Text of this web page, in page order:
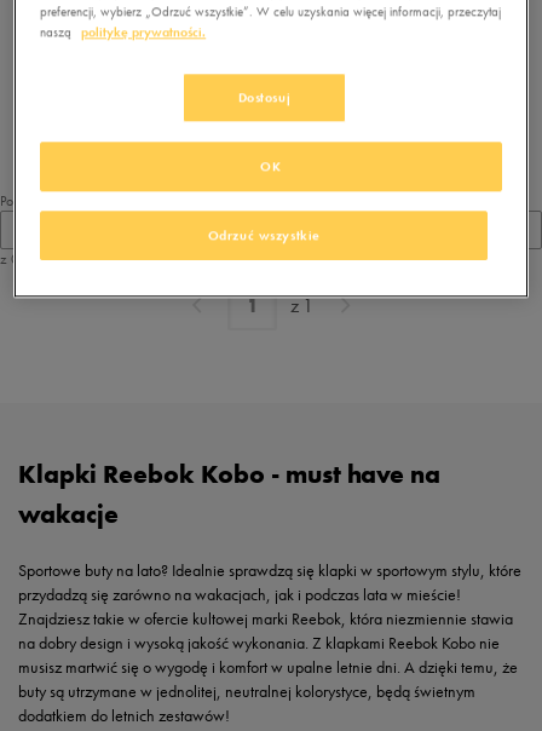
usuń wybrane filtry
Pokaż
z 0
z1
Klapki Reebok Kobo - must have na
wakacje
Sportowe buty na lato? Idealnie sprawdzą się klapki w sportowym stylu, które
przydadzą się zarówno na wakacjach, jak i podczas lata w mieście!
Znajdziesz takie w ofercie kultowej marki Reebok, która niezmiennie stawia
na dobry design i wysoką jakość wykonania. Z klapkami Reebok Kobo nie
musisz martwić się o wygodę i komfort w upalne letnie dni. A dzięki temu, że
buty są utrzymane w jednolitej, neutralnej kolorystyce, będą świetnym
dodatkiem do letnich zestawów!
preferencji, wybierz „Odrzuć wszystkie”. W celu uzyskania więcej informacji, przeczytaj
naszą
politykę prywatności.
Dostosuj
Odrzuć wszystkie
OK